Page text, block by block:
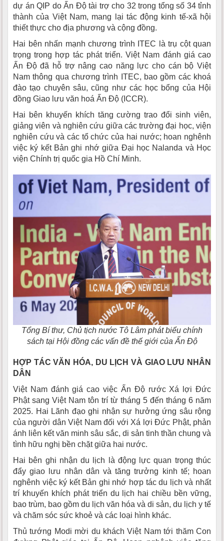
dự án QIP do Ấn Độ tài trợ cho 32 trong tổng số 34 tỉnh
thành của Việt Nam, mang lại tác động kinh tế-xã hội
thiết thực cho địa phương và cộng đồng.
Hai bên nhấn mạnh chương trình ITEC là trụ cột quan
trọng trong hợp tác phát triển. Việt Nam đánh giá cao
Ấn Độ đã hỗ trợ nâng cao năng lực cho cán bộ Việt
Nam thông qua chương trình ITEC, bao gồm các khoá
đào tạo chuyên sâu, cũng như các học bổng của Hội
đồng Giao lưu văn hoá Ấn Độ (ICCR).
Hai bên khuyến khích tăng cường trao đổi sinh viên,
giảng viên và nghiên cứu giữa các trường đại học, viện
nghiên cứu và các tổ chức của hai nước; hoan nghênh
việc ký kết Bản ghi nhớ giữa Đại học Nalanda và Học
viện Chính trị quốc gia Hồ Chí Minh.
Tổng Bí thư, Chủ tịch nước Tô Lâm phát biểu chính
sách tại Hội đồng các vấn đề thế giới của Ấn Độ
HỢP TÁC VĂN HÓA, DU LỊCH VÀ GIAO LƯU NHÂN
DÂN
Việt Nam đánh giá cao việc Ấn Độ rước Xá lợi Đức
Phật sang Việt Nam tôn trí từ tháng 5 đến tháng 6 năm
2025. Hai Lãnh đạo ghi nhận sự hưởng ứng sâu rộng
của người dân Việt Nam đối với Xá lợi Đức Phật, phản
ánh liên kết văn minh sâu sắc, di sản tinh thần chung và
tình hữu nghị bền chặt giữa hai nước.
Hai bên ghi nhận du lịch là động lực quan trọng thúc
đẩy giao lưu nhân dân và tăng trưởng kinh tế; hoan
nghênh việc ký kết Bản ghi nhớ hợp tác du lịch và nhất
trí khuyến khích phát triển du lịch hai chiều bền vững,
bao trùm, bao gồm du lịch văn hóa và di sản, du lịch y tế
và chăm sóc sức khoẻ và các loại hình khác.
Thủ tướng Modi mời du khách Việt Nam tới thăm Con